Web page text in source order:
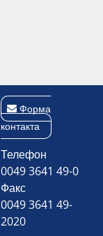
Форма
контакта
Телефон
0049 3641 49-0
Факс
0049 3641 49-
2020